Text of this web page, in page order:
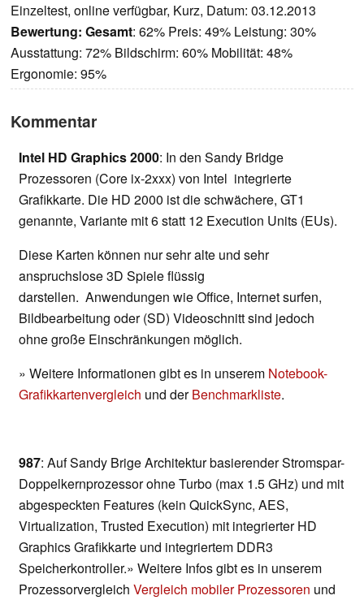
Einzeltest, online verfügbar, Kurz, Datum: 03.12.2013
Bewertung: Gesamt: 62% Preis: 49% Leistung: 30%
Ausstattung: 72% Bildschirm: 60% Mobilität: 48%
Ergonomie: 95%
Kommentar
Intel HD Graphics 2000: In den Sandy Bridge
Prozessoren (Core ix-2xxx) von Intel integrierte
Grafikkarte. Die HD 2000 ist die schwächere, GT1
genannte, Variante mit 6 statt 12 Execution Units (EUs).
Diese Karten können nur sehr alte und sehr
anspruchslose 3D Spiele flüssig
darstellen. Anwendungen wie Office, Internet surfen,
Bildbearbeitung oder (SD) Videoschnitt sind jedoch
ohne große Einschränkungen möglich.
» Weitere Informationen gibt es in unserem Notebook-
Grafikkartenvergleich und derBenchmarkliste.
987: Auf Sandy Brige Architektur basierender Stromspar-
Doppelkernprozessor ohne Turbo (max 1.5 GHz) und mit
abgespeckten Features (kein QuickSync, AES,
Virtualization, Trusted Execution) mit integrierter HD
Graphics Grafikkarte und integriertem DDR3
Speicherkontroller.» Weitere Infos gibt es in unserem
Prozessorvergleich Vergleich mobiler Prozessoren und